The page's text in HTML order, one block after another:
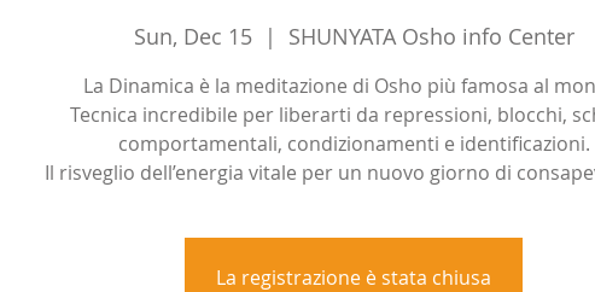
Sun, Dec 15
  |
SHUNYATA Osho info Center
La Dinamica è la meditazione di Osho più famosa al
Tecnica incredibile per liberarti da repressioni, blocchi,
comportamentali, condizionamenti e identificazioni.
Il risveglio dell’energia vitale per un nuovo giorno di
La registrazione è stata chiusa